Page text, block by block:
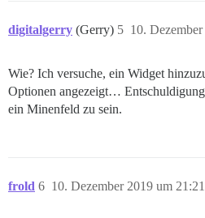
digitalgerry (Gerry) 10.
5
Wie? Ich versuche, ein Widget
Optionen angezeigt…
ein Minenfeld zu sein.
frold 10. Dezember 2019 um 21:21
6